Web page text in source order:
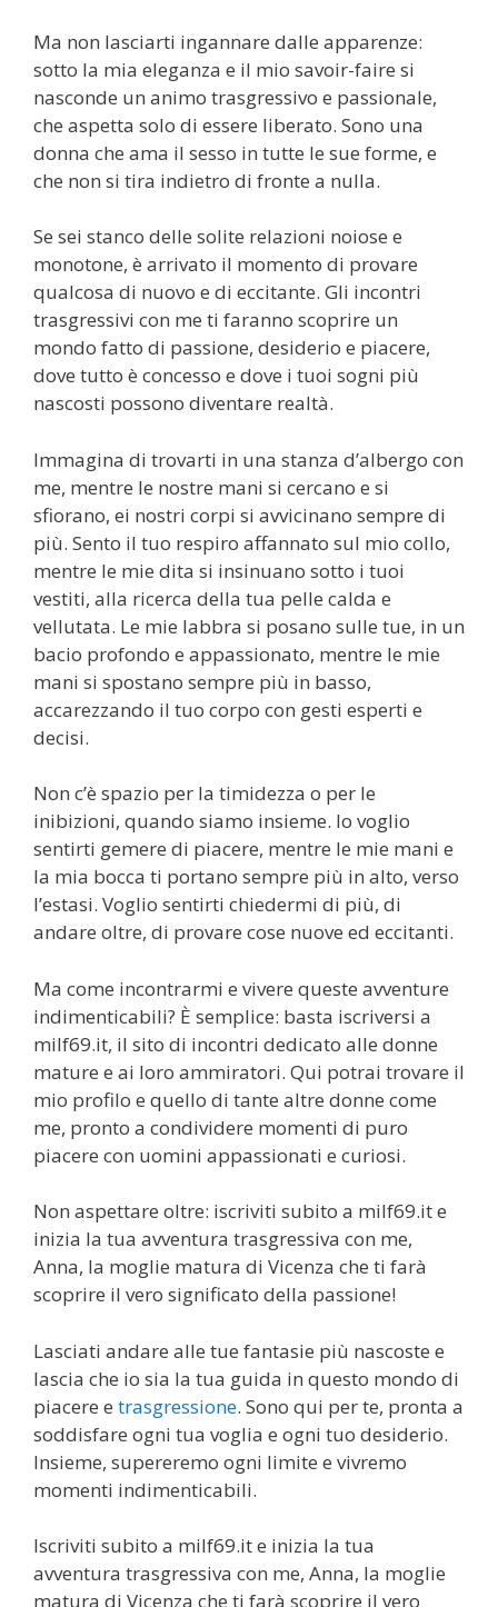
Ma non lasciarti ingannare dalle apparenze:
sotto la mia eleganza e il mio savoir-faire si
nasconde un animo trasgressivo e passionale,
che aspetta solo di essere liberato. Sono una
donna che ama il sesso in tutte le sue forme, e
che non si tira indietro di fronte a nulla.
Se sei stanco delle solite relazioni noiose e
monotone, è arrivato il momento di provare
qualcosa di nuovo e di eccitante. Gli incontri
trasgressivi con me ti faranno scoprire un
mondo fatto di passione, desiderio e piacere,
dove tutto è concesso e dove i tuoi sogni più
nascosti possono diventare realtà.
Immagina di trovarti in una stanza d’albergo con
me, mentre le nostre mani si cercano e si
sfiorano, ei nostri corpi si avvicinano sempre di
più. Sento il tuo respiro affannato sul mio collo,
mentre le mie dita si insinuano sotto i tuoi
vestiti, alla ricerca della tua pelle calda e
vellutata. Le mie labbra si posano sulle tue, in un
bacio profondo e appassionato, mentre le mie
mani si spostano sempre più in basso,
accarezzando il tuo corpo con gesti esperti e
decisi.
Non c’è spazio per la timidezza o per le
inibizioni, quando siamo insieme. Io voglio
sentirti gemere di piacere, mentre le mie mani e
la mia bocca ti portano sempre più in alto, verso
l’estasi. Voglio sentirti chiedermi di più, di
andare oltre, di provare cose nuove ed eccitanti.
Ma come incontrarmi e vivere queste avventure
indimenticabili? È semplice: basta iscriversi a
milf69.it, il sito di incontri dedicato alle donne
mature e ai loro ammiratori. Qui potrai trovare il
mio profilo e quello di tante altre donne come
me, pronto a condividere momenti di puro
piacere con uomini appassionati e curiosi.
Non aspettare oltre: iscriviti subito a milf69.it e
inizia la tua avventura trasgressiva con me,
Anna, la moglie matura di Vicenza che ti farà
scoprire il vero significato della passione!
Lasciati andare alle tue fantasie più nascoste e
lascia che io sia la tua guida in questo mondo di
piacere e trasgressione. Sono qui per te, pronta a
soddisfare ogni tua voglia e ogni tuo desiderio.
Insieme, supereremo ogni limite e vivremo
momenti indimenticabili.
Iscriviti subito a milf69.it e inizia la tua
avventura trasgressiva con me, Anna, la moglie
matura di Vicenza che ti farà scoprire il vero